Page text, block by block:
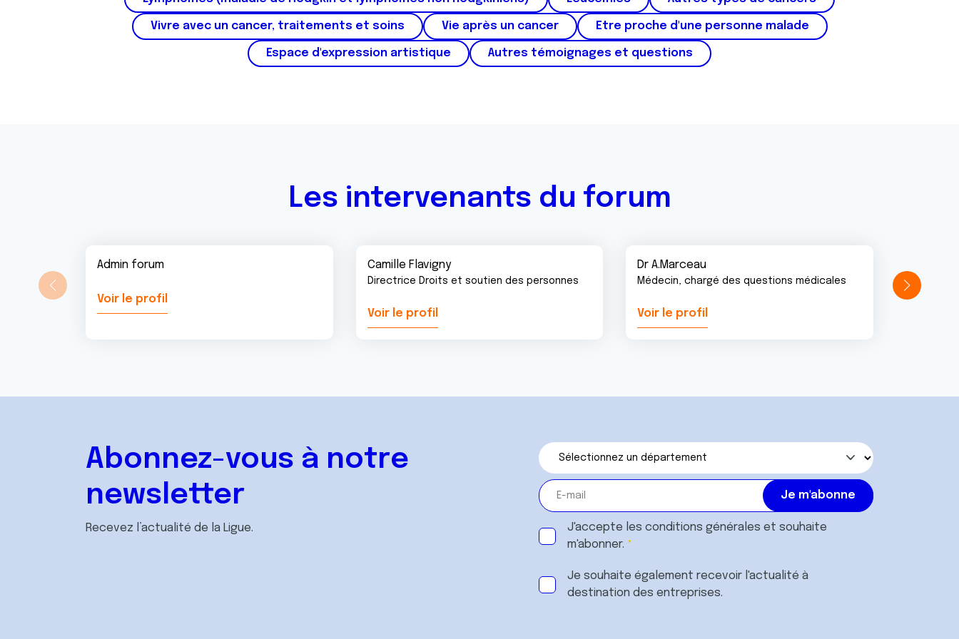
Vivre avec un cancer, traitements et soins Vie après un cancer Etre proche d'une personne malade
Espace d'expression artistique Autres témoignages et questions
Les intervenants du forum
Admin forum
Voir le profil
Camille Flavigny
Directrice Droits et soutien des personnes
Voir le profil
Dr A.Marceau
Médecin, chargé des questions médicales
Voir le profil
Abonnez-vous à notre
newsletter
Recevez l’actualité de la Ligue. J'accepte les conditions générales et souhaite
m'abonner.
Je souhaite également recevoir l'actualité à
destination des entreprises.